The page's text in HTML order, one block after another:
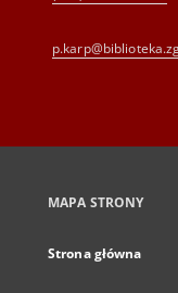
MAPA STRONY
Strona główna